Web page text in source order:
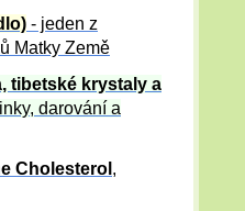
- jeden z
Matky Země
tibetské krystaly a
darování a
Cholesterol ,